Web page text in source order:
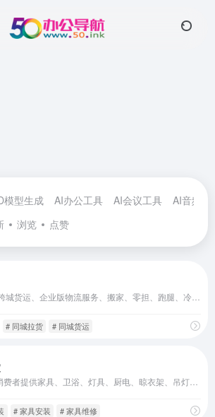
模型生成 AI办公工具 AI会议工具
AI音频工
浏览 点赞
# 同城拉货 # 同城货运
# 家具安装 # 家具维修